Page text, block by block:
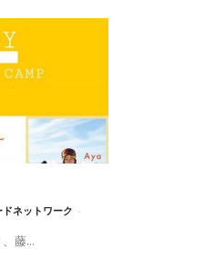
ネットワーク -
藤...